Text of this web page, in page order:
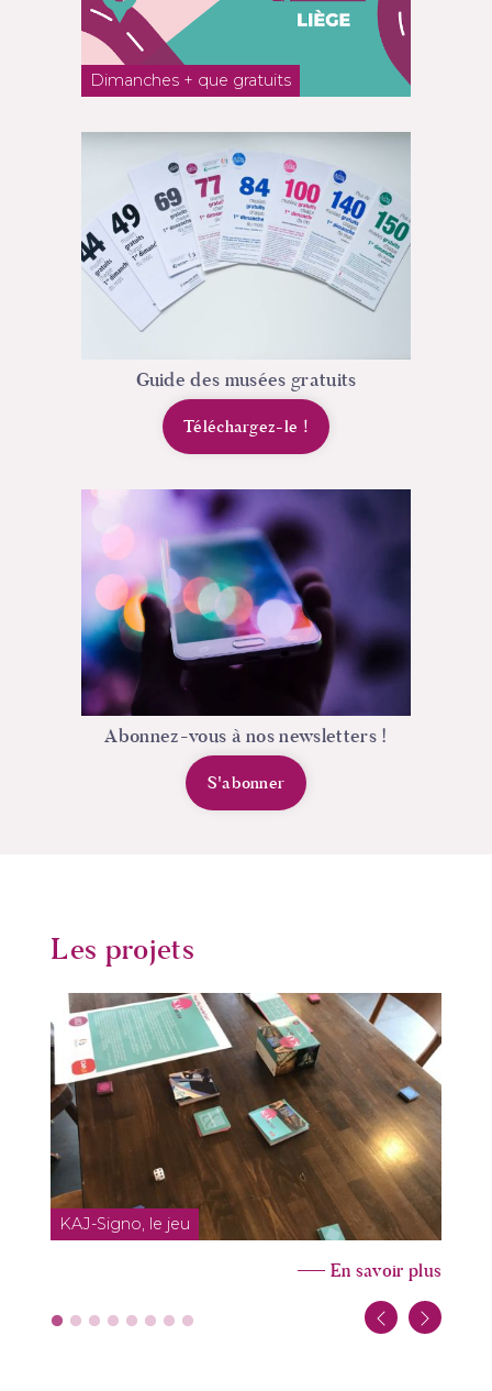
Dimanches + que gratuits
Guide des musées gratuits
Téléchargez-le !
Abonnez-vous à nos newsletters !
S'abonner
Les projets
KAJ-Signo, le jeu
En savoir plus